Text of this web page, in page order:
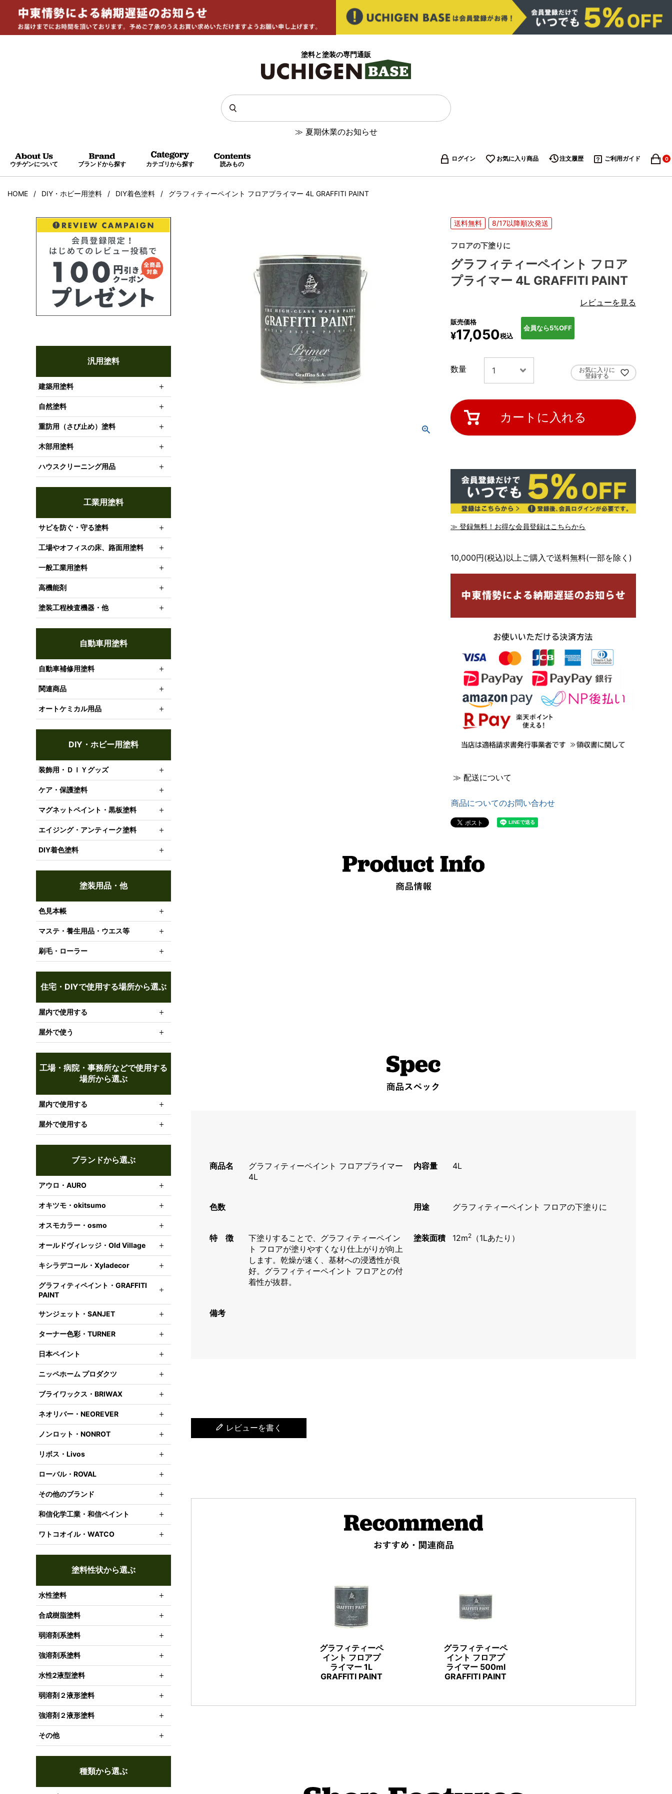
塗料と塗装の専門通販
≫ 夏期休業のお知らせ
ウチゲンについて ブランドから探す カテゴリから探す 読みもの
ログイン お気に入り商品 注文履歴 ご利用ガイド 0
HOME DIY・ホビー用塗料 DIY着色塗料 グラフィティーペイント フロアプライマー 4L GRAFFITI PAINT
汎用塗料
建築用塗料
自然塗料
重防用（さび止め）塗料
木部用塗料
ハウスクリーニング用品
工業用塗料
サビを防ぐ・守る塗料
工場やオフィスの床、路面用塗料
一般工業用塗料
高機能剤
塗装工程検査機器・他
自動車用塗料
自動車補修用塗料
関連商品
オートケミカル用品
DIY・ホビー用塗料
装飾用・ＤＩＹグッズ
ケア・保護塗料
マグネットペイント・黒板塗料
エイジング・アンティーク塗料
DIY着色塗料
塗装用品・他
色見本帳
マステ・養生用品・ウエス等
刷毛・ローラー
住宅・DIYで使用する場所から選ぶ
屋内で使用する
屋外で使う
工場・病院・事務所などで使用する
場所から選ぶ
屋内で使用する
屋外で使用する
ブランドから選ぶ
アウロ・AURO
オキツモ・okitsumo
オスモカラー・osmo
オールドヴィレッジ・Old Village
キシラデコール・Xyladecor
グラフィティペイント・GRAFFITI
PAINT
サンジェット・SANJET
ターナー色彩・TURNER
日本ペイント
ニッペホーム プロダクツ
ブライワックス・BRIWAX
ネオリバー・NEOREVER
ノンロット・NONROT
リボス・Livos
ローバル・ROVAL
その他のブランド
和信化学工業・和信ペイント
ワトコオイル・WATCO
塗料性状から選ぶ
水性塗料
合成樹脂塗料
弱溶剤系塗料
強溶剤系塗料
水性2液型塗料
弱溶剤２液形塗料
強溶剤２液形塗料
その他
種類から選ぶ
送料無料 8/17以降順次発送
フロアの下塗りに
グラフィティーペイント フロア
プライマー 4L GRAFFITI PAINT
レビューを見る
販売価格
¥17,050税込
会員なら5%OFF
お気に入りに
登録する
カートに入れる
≫ 登録無料！お得な会員登録はこちらから
10,000円(税込)以上ご購入で送料無料(一部を除く)
≫ 配送について
商品についてのお問い合わせ
商品名
グラフィティーペイント フロアプライマー
4L
内容量 4L
色数 用途 グラフィティーペイント フロアの下塗りに
特 徴
下塗りすることで、グラフィティーペイン
ト フロアが塗りやすくなり仕上がりが向上
します。乾燥が速く、基材への浸透性が良
好。グラフィティーペイント フロアとの付
着性が抜群。
塗装面積 12m2（1Lあたり）
備考
レビューを書く
グラフィティーペ
イント フロアプ
ライマー 1L
GRAFFITI PAINT
グラフィティーペ
イント フロアプ
ライマー 500ml
GRAFFITI PAINT